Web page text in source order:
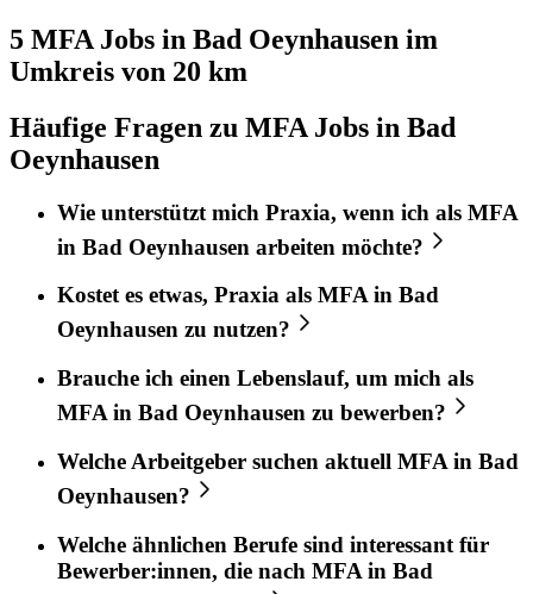
5 MFA Jobs in Bad Oeynhausen im
Umkreis von 20 km
Häufige Fragen zu MFA Jobs in Bad
Oeynhausen
Wie unterstützt mich Praxia, wenn ich als MFA
in Bad Oeynhausen arbeiten möchte?
Kostet es etwas, Praxia als MFAin Bad
Oeynhausen zu nutzen?
Brauche ich einen Lebenslauf, um mich als
MFA in Bad Oeynhausen zu bewerben?
Welche Arbeitgeber suchen aktuell MFA in Bad
Oeynhausen?
Welche ähnlichen Berufe sind interessant für
Bewerber:innen, die nach MFA in Bad